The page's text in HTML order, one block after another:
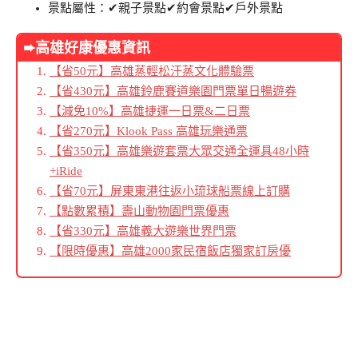
景點屬性：✔親子景點✔約會景點✔戶外景點
➨高雄好康優惠資訊
【省50元】高雄蒸輕松汗蒸文化體驗票
【省430元】高雄鈴鹿賽道樂園門票單日暢遊券
【減免10%】高雄捷運一日票&二日票
【省270元】Klook Pass 高雄玩樂通票
【省350元】高雄樂遊套票大眾交通全運具48小時
+iRide
【省70元】屏東東港往返小琉球船票線上訂購
【點數累積】壽山動物園門票優惠
【省330元】高雄義大遊樂世界門票
【限時優惠】高雄2000家民宿飯店獨家訂房優